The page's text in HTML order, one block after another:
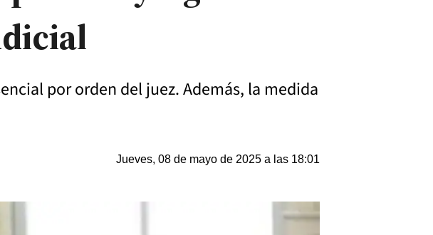
por orden del juez. Además, la medida
Jueves, 08 de mayo de 2025 a las 18:01